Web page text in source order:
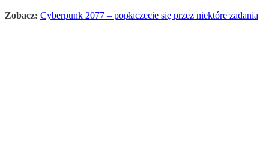
Zobacz: Cyberpunk 2077 – popłaczecie się przez niektóre zadania